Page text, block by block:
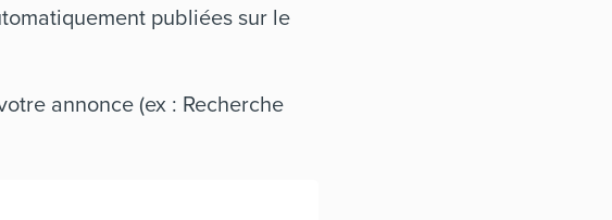
publiées sur le
annonce (ex : Recherche